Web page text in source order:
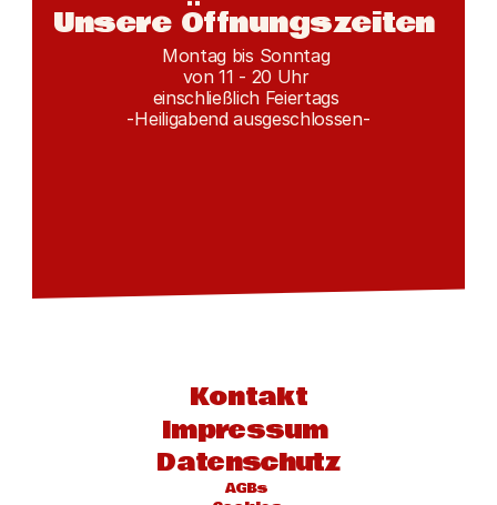
Unsere Öffnungszeiten
Montag bis Sonntag
von 11 - 20 Uhr
einschließlich Feiertags
-Heiligabend ausgeschlossen-
Kontakt
Impressum
Datenschutz
AGBs